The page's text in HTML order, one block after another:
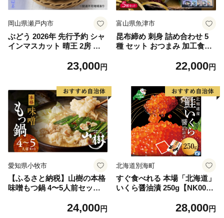
岡山県瀬戸内市
ぶどう 2026年 先行予約 シャ
インマスカット 晴王 2房 合
県産 国産 フルーツ 果物 ギフ
23,000円
富山県魚津市
昆布締め 刺身 詰め合わせ 5
種 セット おつまみ 加工食品
22,000円
愛知県小牧市
【ふるさと納税】山樹の本格
味噌もつ鍋 4〜5人前セット
ツ オンライン飲み会 ホーム
24,000円
北海道別海町
すぐ食べれる 本場「北海道」
いくら醤油漬 250g【NK000N
け いくら醤油漬 醤油いくら
28,000円